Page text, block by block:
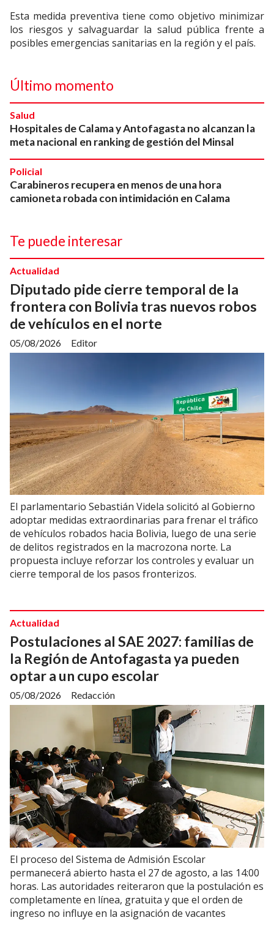
Esta medida preventiva tiene como objetivo minimizar
los riesgos y salvaguardar la salud pública frente a
posibles emergencias sanitarias en la región y el país.
Último momento
Hospitales de Calama y Antofagasta no alcanzan la
meta nacional en ranking de gestión del Minsal
Salud
Carabineros recupera en menos de una hora
camioneta robada con intimidación en Calama
Policial
Te puede interesar
Diputado pide cierre temporal de la
frontera con Bolivia tras nuevos robos
de vehículos en el norte
Editor
Actualidad
05/08/2026
El parlamentario Sebastián Videla solicitó al Gobierno
adoptar medidas extraordinarias para frenar el tráfico
de vehículos robados hacia Bolivia, luego de una serie
de delitos registrados en la macrozona norte. La
propuesta incluye reforzar los controles y evaluar un
cierre temporal de los pasos fronterizos.
Postulaciones al SAE 2027: familias de
la Región de Antofagasta ya pueden
optar a un cupo escolar
Redacción
Actualidad
05/08/2026
El proceso del Sistema de Admisión Escolar
permanecerá abierto hasta el 27 de agosto, a las 14:00
horas. Las autoridades reiteraron que la postulación es
completamente en línea, gratuita y que el orden de
ingreso no influye en la asignación de vacantes